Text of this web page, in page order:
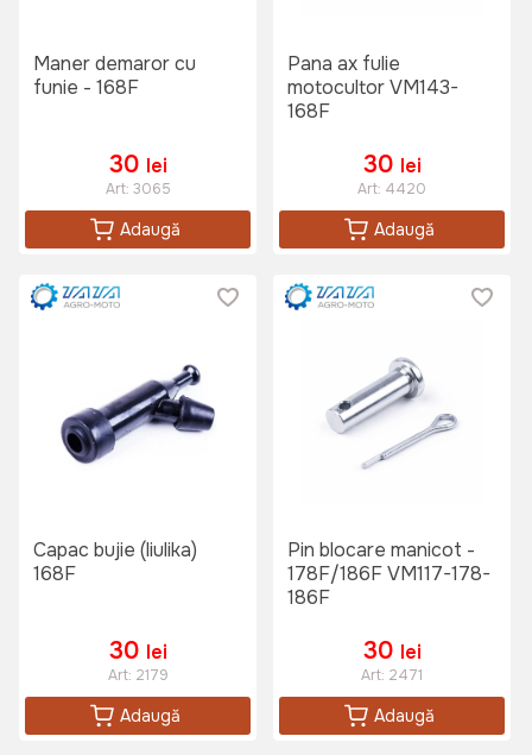
Maner demaror cu
funie - 168F
30 lei
Art: 3065
Adaugă
Pana ax fulie
motocultor VM143-
168F
30 lei
Art: 4420
Adaugă
Capac bujie (liulika)
168F
30 lei
Art: 2179
Adaugă
Pin blocare manicot -
178F/186F VM117-178-
186F
30 lei
Art: 2471
Adaugă